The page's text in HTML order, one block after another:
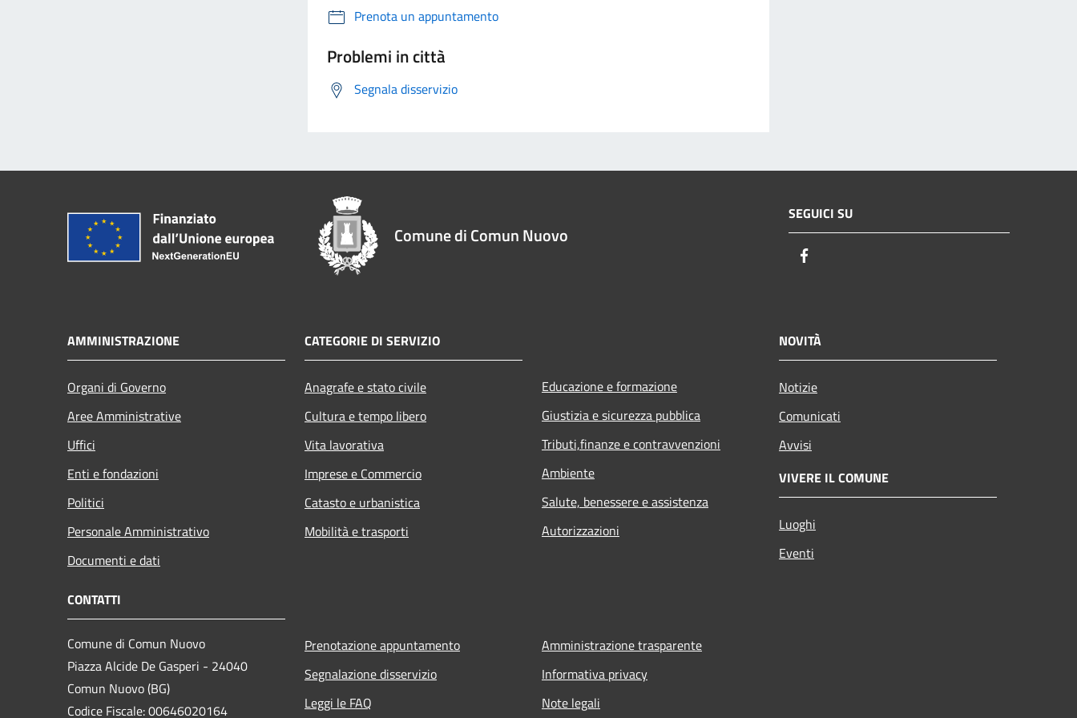
Prenota un appuntamento
Problemi in città
Segnala disservizio
Comune di Comun Nuovo
SEGUICI SU
AMMINISTRAZIONE
Organi di Governo
Aree Amministrative
Uffici
Enti e fondazioni
Politici
Personale Amministrativo
Documenti e dati
CATEGORIE DI SERVIZIO
Anagrafe e stato civile
Cultura e tempo libero
Vita lavorativa
Imprese e Commercio
Catasto e urbanistica
Mobilità e trasporti
Educazione e formazione
Giustizia e sicurezza pubblica
Tributi,finanze e contravvenzioni
Ambiente
Salute, benessere e assistenza
Autorizzazioni
NOVITÀ
Notizie
Comunicati
Avvisi
VIVERE IL COMUNE
Luoghi
Eventi
CONTATTI
Comune di Comun Nuovo
Piazza Alcide De Gasperi - 24040
Comun Nuovo (BG)
Codice Fiscale: 00646020164
Prenotazione appuntamento
Segnalazione disservizio
Leggi le FAQ
Amministrazione trasparente
Informativa privacy
Note legali